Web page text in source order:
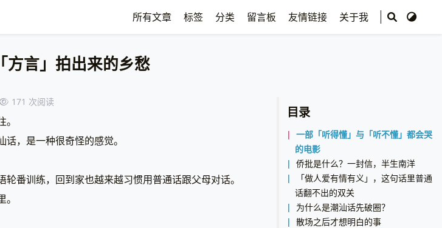
所有文章 标签 分类 留言板 友情链接 关于我
目录
一部「听得懂」与「听不懂」都会哭
的电影
侨批是什么？一封信，半生南洋
「做人爱有情有义」，这句话里普通
话翻不出的双关
为什么是潮汕话先破圈？
散场之后才想明白的事
方言」拍出来的乡愁
171 次阅读
，是一种很奇怪的感觉。
番训练，回到家也越来越习惯用普通话跟父母对话。